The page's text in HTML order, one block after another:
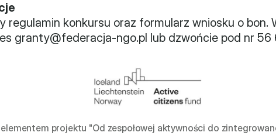
regulamin konkursu oraz formularz wniosku o bon.
granty@federacja-ngo.pl lub dzwońcie pod nr
projektu "Od zespołowej aktywności do